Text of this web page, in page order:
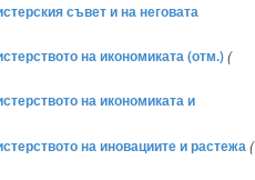
съвет и на неговата
на икономиката (отм.)(
на икономиката и
на иновациите и растежа(